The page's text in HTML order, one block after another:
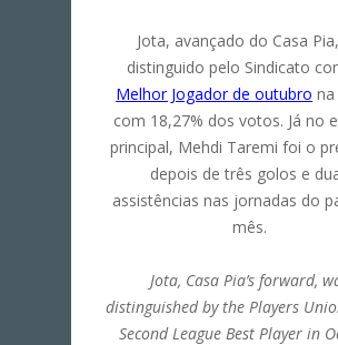
Jota, avançado do Casa
distinguido pelo Sindicato
Melhor Jogador de outubro
com 18,27% dos votos. Já no
principal, Mehdi Taremi foi o
depois de três golos e
assistências nas jornadas do
mês.
Jota, Casa Pia’s forward,
distinguished by the Players
Second League Best Player in